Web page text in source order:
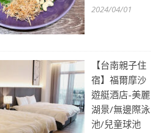
2024/04/01
【台南親子住
宿】福爾摩沙
遊艇酒店-美麗
湖景/無邊際泳
池/兒童球池